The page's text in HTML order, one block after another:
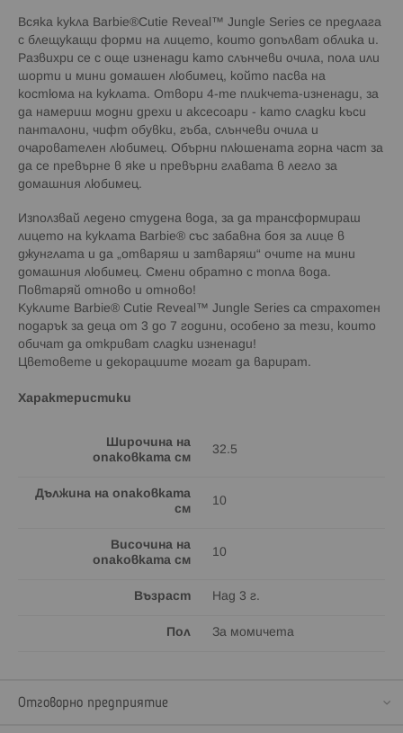
Всяка кукла Barbie®Cutie Reveal™ Jungle Series се предлага
с блещукащи форми на лицето, които допълват облика и.
Развихри се с още изненади като слънчеви очила, пола или
шорти и мини домашен любимец, който пасва на
костюма на куклата. Отвори 4-те пликчета-изненади, за
да намериш модни дрехи и аксесоари - като сладки къси
панталони, чифт обувки, гъба, слънчеви очила и
очарователен любимец. Обърни плюшената горна част за
да се превърне в яке и превърни главата в легло за
домашния любимец.
Използвай ледено студена вода, за да трансформираш
лицето на куклата Barbie® със забавна боя за лице в
джунглата и да „отваряш и затваряш“ очите на мини
домашния любимец. Смени обратно с топла вода.
Повтаряй отново и отново!
Куклите Barbie® Cutie Reveal™ Jungle Series са страхотен
подарък за деца от 3 до 7 години, особено за тези, които
обичат да откриват сладки изненади!
Цветовете и декорациите могат да варират.
Характеристики
Широчина на
опаковката см
32.5
Дължина на опаковката
см
10
Височина на
опаковката см
10
Възраст Над 3 г.
Пол За момичета
Отговорно предприятие